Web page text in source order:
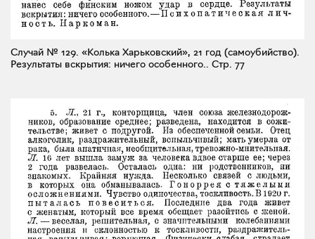
Случай № 129. «Колька Харьковский», 21 год (самоубийство).
Результаты вскрытия: ничего особенного.. Стр. 77